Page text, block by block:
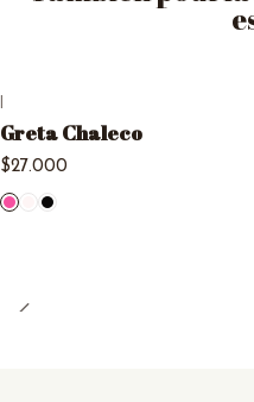
Greta Chaleco
$27.000